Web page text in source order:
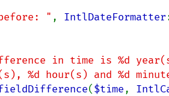
" , IntlDateFormatter
in time is %d
%d hour(s) and %d
($time,